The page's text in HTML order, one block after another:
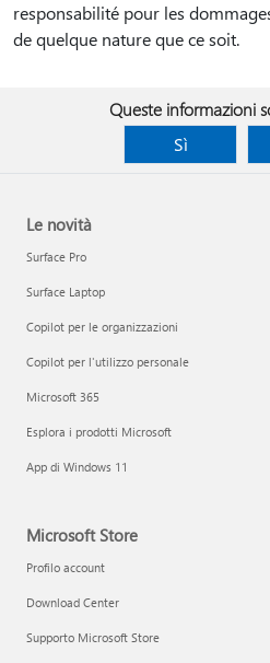
responsabilité pour les
de quelque nature que ce soit.
Queste informazioni
Sì
Le novità
Surface Pro
Surface Laptop
Copilot per le organizzazioni
Copilot per l'utilizzo personale
Microsoft 365
Esplora i prodotti Microsoft
App di Windows 11
Microsoft Store
Profilo account
Download Center
Supporto Microsoft Store